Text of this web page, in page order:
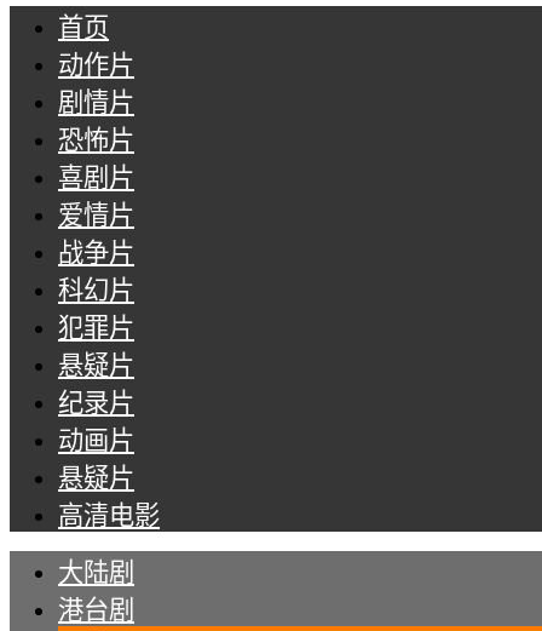
首页
动作片
剧情片
恐怖片
喜剧片
爱情片
战争片
科幻片
犯罪片
悬疑片
纪录片
动画片
悬疑片
高清电影
大陆剧
港台剧